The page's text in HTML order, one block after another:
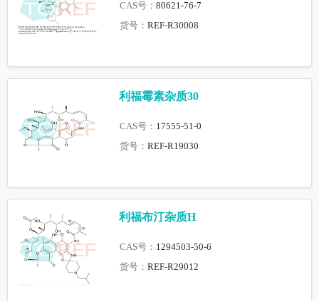
CAS号：80621-76-7
货号：REF-R30008
利福霉素杂质30
CAS号： 17555-51-0
货号：REF-R19030
利福布汀杂质H
CAS号： 1294503-50-6
货号：REF-R29012